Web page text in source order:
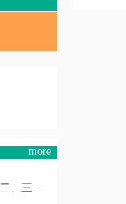
more
培训班